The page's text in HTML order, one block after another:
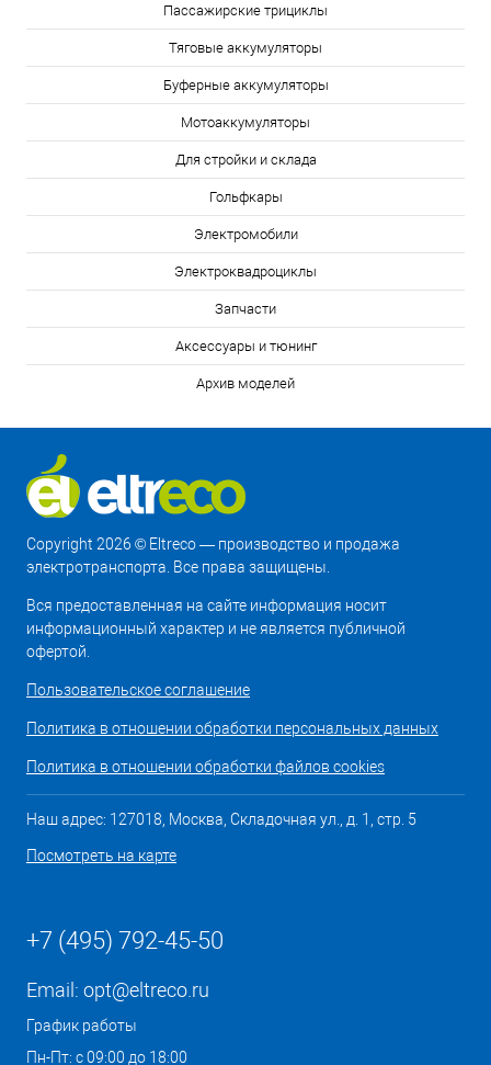
Пассажирские трициклы
Тяговые аккумуляторы
Буферные аккумуляторы
Мотоаккумуляторы
Для стройки и склада
Гольфкары
Электромобили
Электроквадроциклы
Запчасти
Аксессуары и тюнинг
Архив моделей
Copyright 2026 © Eltreco — производство и продажа
электротранспорта. Все права защищены.
Вся предоставленная на сайте информация носит
информационный характер и не является публичной
офертой.
Пользовательское соглашение
Политика в отношении обработки персональных данных
Политика в отношении обработки файлов cookies
Наш адрес: 127018, Москва, Складочная ул., д. 1, стр. 5
Посмотреть на карте
+7 (495) 792-45-50
Email: opt@eltreco.ru
График работы
Пн-Пт: с 09:00 до 18:00